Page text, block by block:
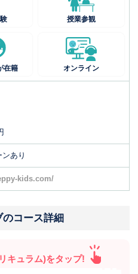
授業参観
在籍 オンライン
あり
kids.com/
コース詳細
キュラム)をタップ!